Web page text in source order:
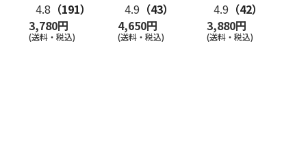
4.8 （191）
3,780円
(送料・税込)
4.9 （43）
4,650円
(送料・税込)
4.9 （42）
3,880円
(送料・税込)